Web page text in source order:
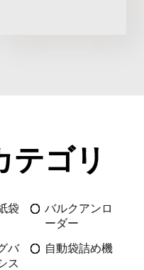
テゴリ
袋
バルクアンロ
ーダー
バ
ス
自動袋詰め機